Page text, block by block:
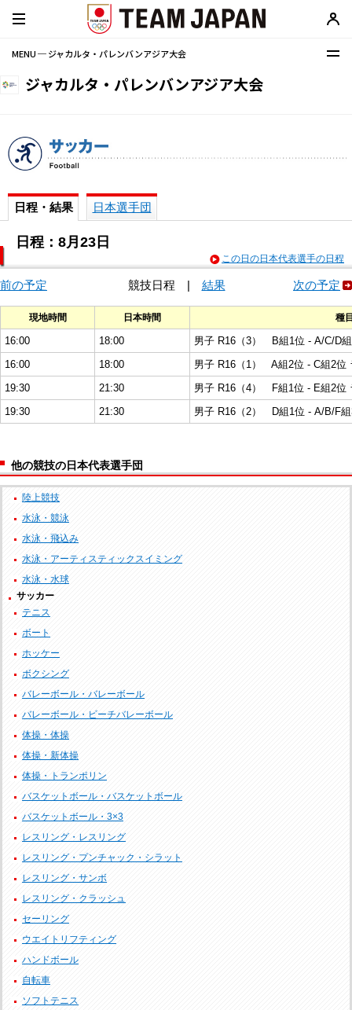
MENU ─ ジャカルタ・パレンバンアジア大会
ジャカルタ・パレンバンアジア大会
日程・結果 日本選手団
日程：8月23日
この日の日本代表選手の日程
前の予定 競技日程 | 結果 次の予定
現地時間 日本時間 種
16:00 18:00
男子 R16（3） B組1位 - A/C/D
16:00
18:00
男子 R16（1） A組2位 - C組2位
19:30
21:30
男子 R16（4） F組1位 - E組2位
19:30
21:30 男子 R16（2） D組1位 - A/B/F
他の競技の日本代表選手団
陸上競技
水泳・競泳
水泳・飛込み
水泳・アーティスティックスイミング
水泳・水球
サッカー
テニス
ボート
ホッケー
ボクシング
バレーボール・バレーボール
バレーボール・ビーチバレーボール
体操・体操
体操・新体操
体操・トランポリン
バスケットボール・バスケットボール
バスケットボール・3×3
レスリング・レスリング
レスリング・プンチャック・シラット
レスリング・サンボ
レスリング・クラッシュ
セーリング
ウエイトリフティング
ハンドボール
自転車
ソフトテニス